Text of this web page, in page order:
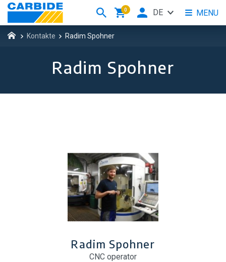
Kontakte Radim Spohner
Radim Spohner
Radim Spohner
CNC operator
0 MENU
DE